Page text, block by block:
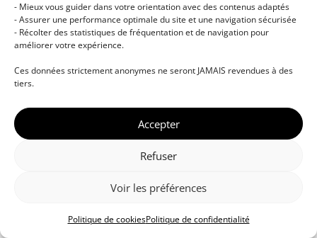
- Mieux vous guider dans votre orientation avec des contenus adaptés
- Assurer une performance optimale du site et une navigation sécurisée
- Récolter des statistiques de fréquentation et de navigation pour
améliorer votre expérience.
Ces données strictement anonymes ne seront JAMAIS revendues à des
tiers.
Accepter
Refuser
Voir les préférences
Politique de cookiesPolitique de confidentialité
musicale • Certifications professionnelles • Paris •